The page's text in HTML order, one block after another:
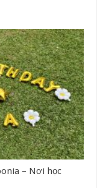
– Nơi học